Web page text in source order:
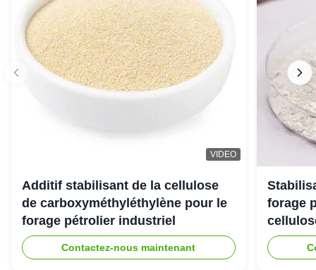
VIDEO
Additif stabilisant de la cellulose
de carboxyméthyléthylène pour le
forage pétrolier industriel
Contactez-nous maintenant
forage